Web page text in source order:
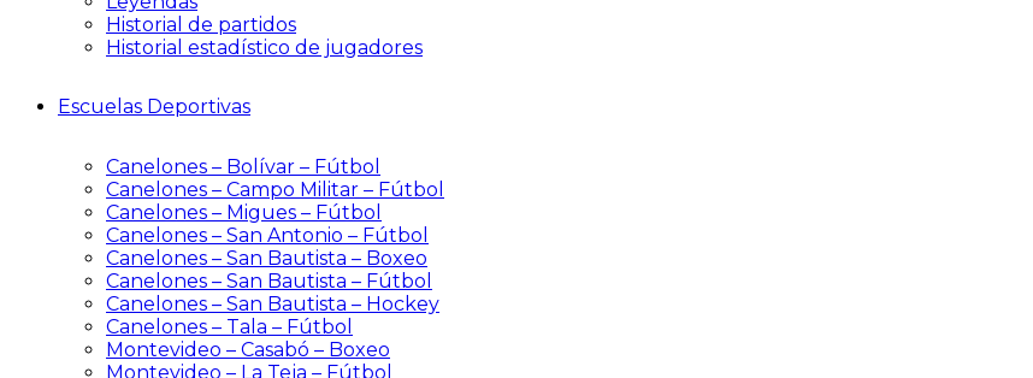
Historial de partidos
Historial estadístico de jugadores
Escuelas Deportivas
Canelones – Bolívar – Fútbol
Canelones – Campo Militar – Fútbol
Canelones – Migues – Fútbol
Canelones – San Antonio – Fútbol
Canelones – San Bautista – Boxeo
Canelones – San Bautista – Fútbol
Canelones – San Bautista – Hockey
Canelones – Tala – Fútbol
Montevideo – Casabó – Boxeo
Montevideo – La Teja – Fútbol